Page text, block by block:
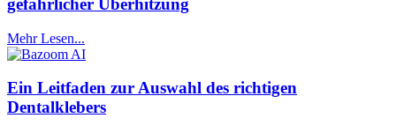
gefährlicher Überhitzung
Mehr Lesen...
Ein Leitfaden zur Auswahl des richtigen
Dentalklebers